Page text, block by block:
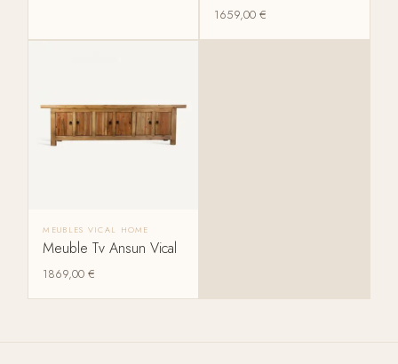
1659,00 €
MEUBLES VICAL HOME
Meuble Tv Ansun Vical
1869,00€